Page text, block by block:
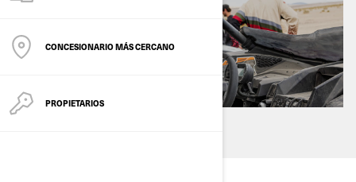
CONCESIONARIO MÁS CERCANO
PROPIETARIOS